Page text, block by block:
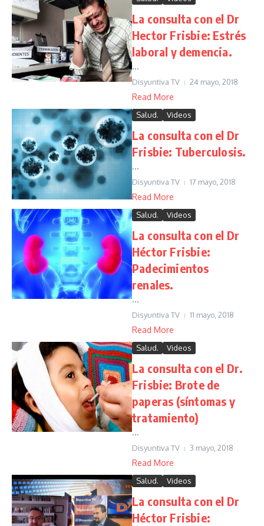
La consulta con el Dr
Hector Frisbie: Estrés
laboral y demencia.
...
Disyuntiva TV 24 mayo, 2018
Read More
Salud. Videos
La consulta con el Dr
Frisbie: Tuberculosis.
...
Disyuntiva TV 17 mayo, 2018
Read More
Salud. Videos
La consulta con el Dr
Héctor Frisbie:
Padecimientos
renales.
...
Disyuntiva TV 11 mayo, 2018
Read More
Salud. Videos
La consulta con el Dr.
Frisbie: Brote de
paperas (síntomas y
tratamiento)
...
Disyuntiva TV 3 mayo, 2018
Read More
Salud. Videos
La consulta con el Dr
Héctor Frisbie: